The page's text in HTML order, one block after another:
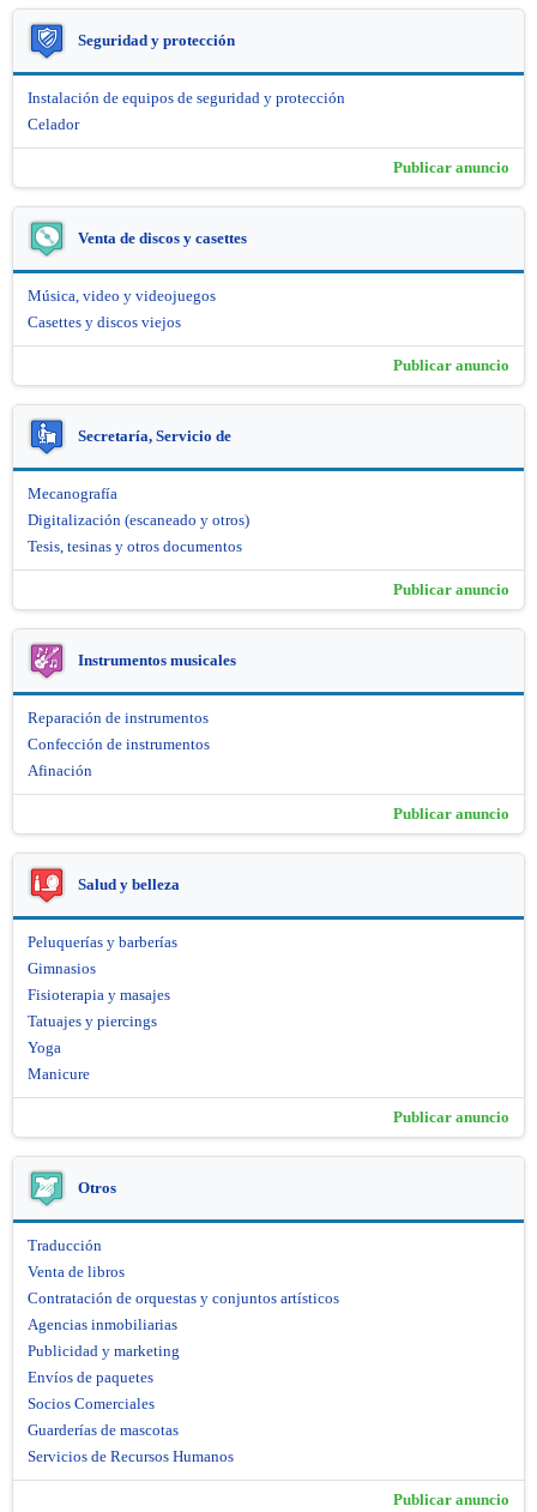
Seguridad y protección
Instalación de equipos de seguridad y protección
Celador
Publicar anuncio
Venta de discos y casettes
Música, video y videojuegos
Casettes y discos viejos
Publicar anuncio
Secretaría, Servicio de
Mecanografía
Digitalización (escaneado y otros)
Tesis, tesinas y otros documentos
Publicar anuncio
Instrumentos musicales
Reparación de instrumentos
Confección de instrumentos
Afinación
Publicar anuncio
Salud y belleza
Peluquerías y barberías
Gimnasios
Fisioterapia y masajes
Tatuajes y piercings
Yoga
Manicure
Publicar anuncio
Otros
Traducción
Venta de libros
Contratación de orquestas y conjuntos artísticos
Agencias inmobiliarias
Publicidad y marketing
Envíos de paquetes
Socios Comerciales
Guarderías de mascotas
Servicios de Recursos Humanos
Publicar anuncio